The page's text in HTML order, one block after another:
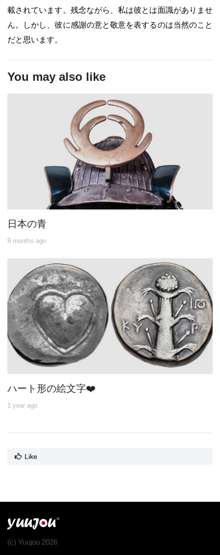
載されています。残念ながら、私は彼とは面識がありませ
ん。しかし、彼に感謝の意と敬意を表するのは当然のこと
だと思います。
You may also like
日本の青
9 months ago
ハート形の絵文字❤️
1 year ago
Like
(c) Yuujou 2026